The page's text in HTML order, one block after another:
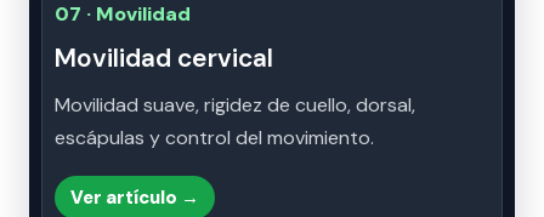
07 · Movilidad
Movilidad cervical
Movilidad suave, rigidez de cuello, dorsal,
escápulas y control del movimiento.
Ver artículo →